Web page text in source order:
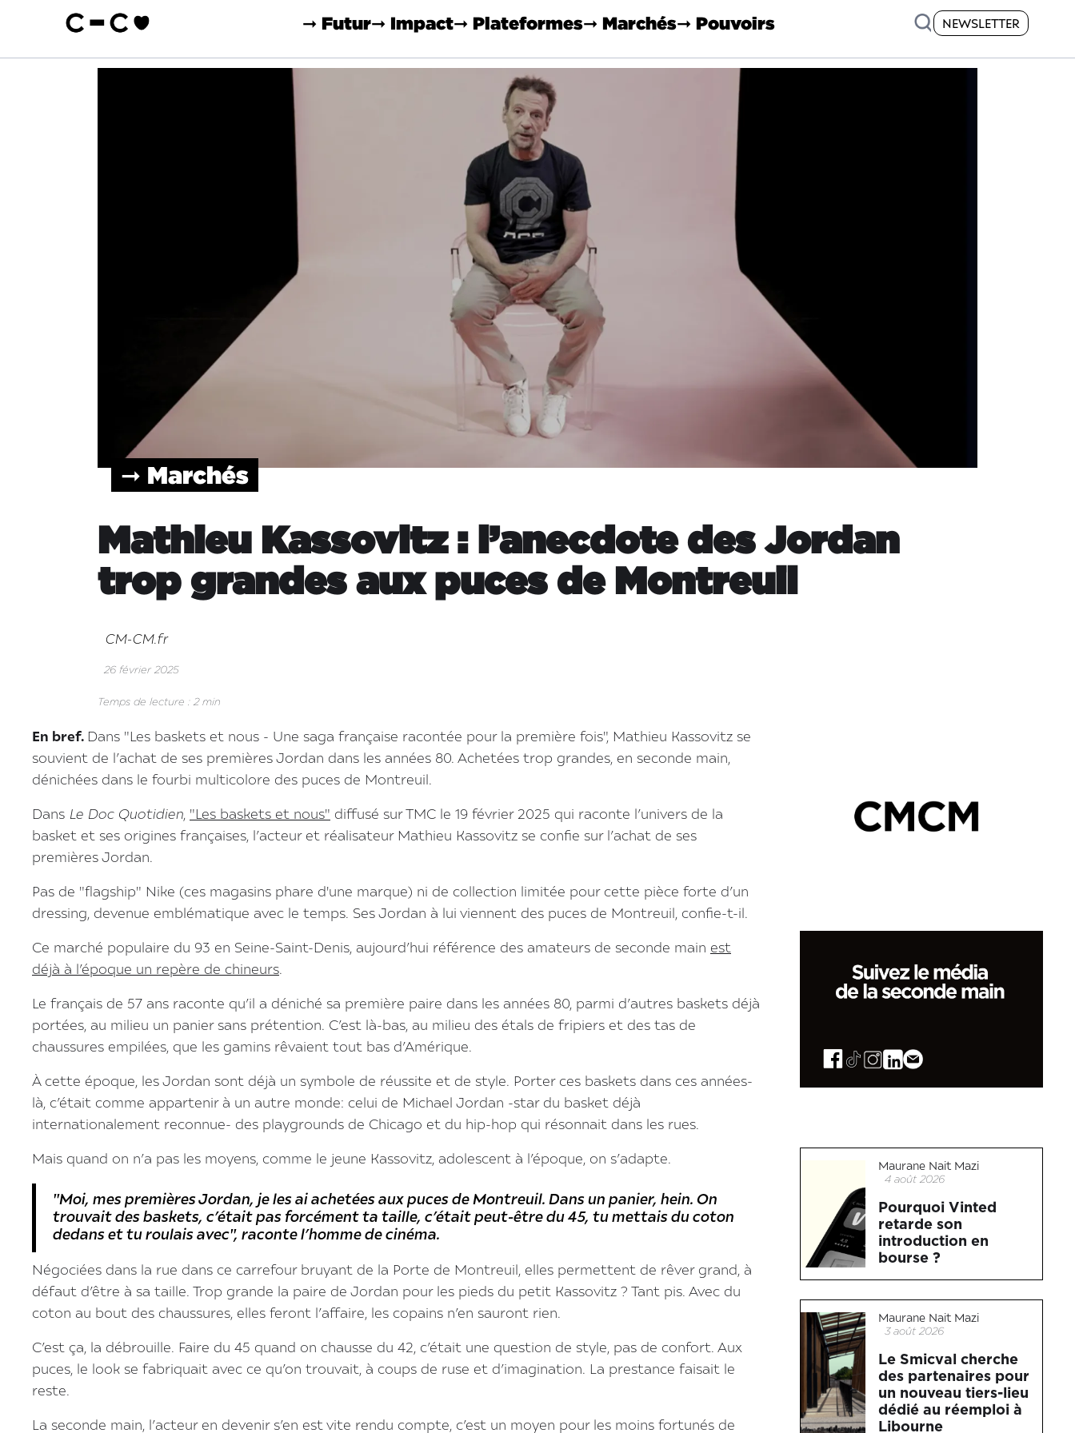
➞ Futur➞ Impact➞ Plateformes➞ Marchés➞ Pouvoirs NEWSLETTER
➞ Marchés
Mathieu Kassovitz : l’anecdote des Jordan
trop grandes aux puces de Montreuil
CM-CM.fr
26 février 2025
Temps de lecture : 2 min
En bref. Dans "Les baskets et nous - Une saga française racontée pour la première fois", Mathieu Kassovitz se
souvient de l’achat de ses premières Jordan dans les années 80. Achetées trop grandes, en seconde main,
dénichées dans le fourbi multicolore des puces de Montreuil.
Dans Le Doc Quotidien, "Les baskets et nous" diffusé sur TMC le 19 février 2025 qui raconte l’univers de la
basket et ses origines françaises, l’acteur et réalisateur Mathieu Kassovitz se confie sur l’achat de ses
premières Jordan.
Pas de "flagship" Nike (ces magasins phare d'une marque) ni de collection limitée pour cette pièce forte d’un
dressing, devenue emblématique avec le temps. Ses Jordan à lui viennent des puces de Montreuil, confie-t-il.
Ce marché populaire du 93 en Seine-Saint-Denis, aujourd’hui référence des amateurs de seconde main est
déjà à l’époque un repère de chineurs.
Le français de 57 ans raconte qu’il a déniché sa première paire dans les années 80, parmi d’autres baskets déjà
portées, au milieu un panier sans prétention. C’est là-bas, au milieu des étals de fripiers et des tas de
chaussures empilées, que les gamins rêvaient tout bas d’Amérique.
À cette époque, les Jordan sont déjà un symbole de réussite et de style. Porter ces baskets dans ces années-
là, c’était comme appartenir à un autre monde: celui de Michael Jordan -star du basket déjà
internationalement reconnue- des playgrounds de Chicago et du hip-hop qui résonnait dans les rues.
Mais quand on n’a pas les moyens, comme le jeune Kassovitz, adolescent à l’époque, on s’adapte.
"Moi, mes premières Jordan, je les ai achetées aux puces de Montreuil. Dans un panier, hein. On
trouvait des baskets, c’était pas forcément ta taille, c’était peut-être du 45, tu mettais du coton
dedans et tu roulais avec", raconte l’homme de cinéma.
Négociées dans la rue dans ce carrefour bruyant de la Porte de Montreuil, elles permettent de rêver grand, à
défaut d’être à sa taille. Trop grande la paire de Jordan pour les pieds du petit Kassovitz ? Tant pis. Avec du
coton au bout des chaussures, elles feront l’affaire, les copains n’en sauront rien.
C’est ça, la débrouille. Faire du 45 quand on chausse du 42, c’était une question de style, pas de confort. Aux
puces, le look se fabriquait avec ce qu’on trouvait, à coups de ruse et d’imagination. La prestance faisait le
reste.
La seconde main, l’acteur en devenir s’en est vite rendu compte, c’est un moyen pour les moins fortunés de
Maurane Nait Mazi
4 août 2026
Pourquoi Vinted
retarde son
introduction en
bourse ?
Maurane Nait Mazi
3 août 2026
Le Smicval cherche
des partenaires pour
un nouveau tiers-lieu
dédié au réemploi à
Libourne